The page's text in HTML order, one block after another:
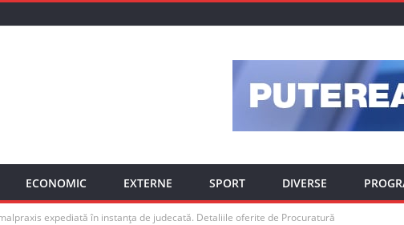
ECONOMIC EXTERNE SPORT DIVERSE
expediată în instanța de judecată. Detaliile oferite de Procuratură